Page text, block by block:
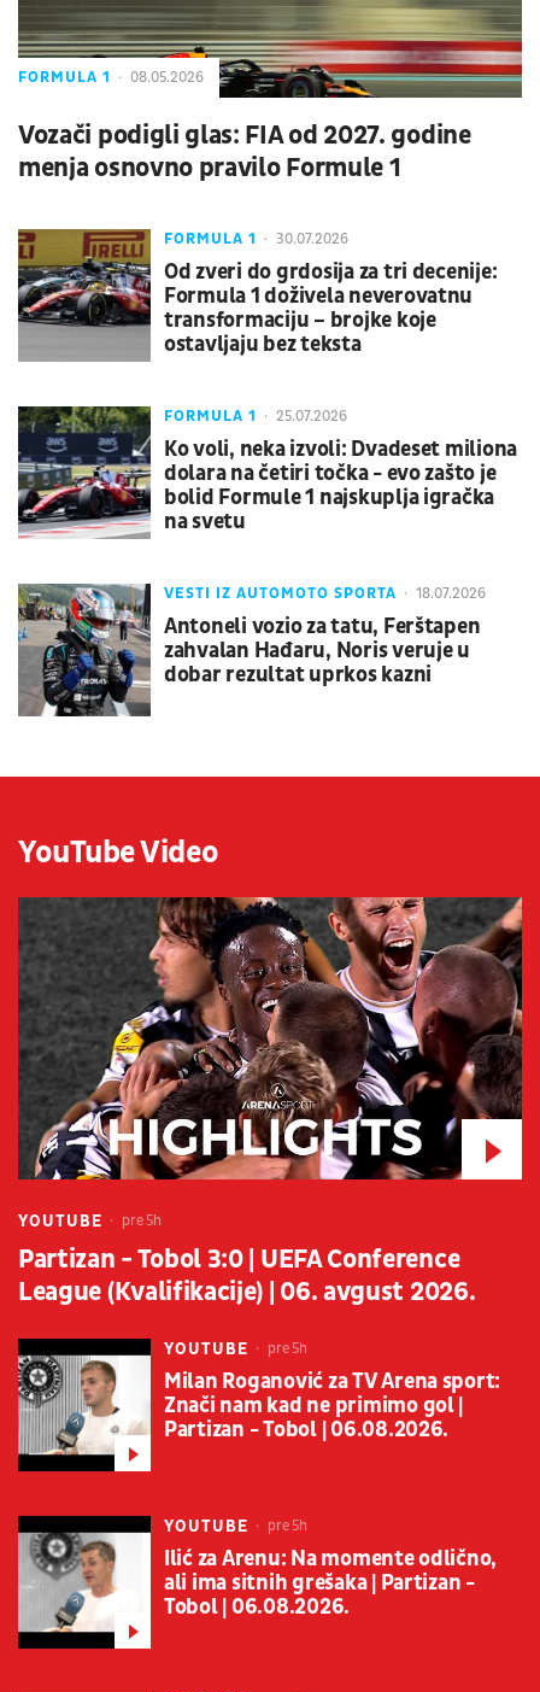
FORMULA 1 08.05.2026
Vozači podigli glas: FIA od 2027. godine
menja osnovno pravilo Formule 1
FORMULA 1 30.07.2026
Od zveri do grdosija za tri decenije:
Formula 1 doživela neverovatnu
transformaciju – brojke koje
ostavljaju bez teksta
FORMULA 1 25.07.2026
Ko voli, neka izvoli: Dvadeset miliona
dolara na četiri točka - evo zašto je
bolid Formule 1 najskuplja igračka
na svetu
VESTI IZ AUTOMOTO SPORTA 18.07.2026
Antoneli vozio za tatu, Ferštapen
zahvalan Hađaru, Noris veruje u
dobar rezultat uprkos kazni
YouTube Video
YOUTUBE pre 5h
Partizan - Tobol 3:0 | UEFA Conference
League (Kvalifikacije) | 06. avgust 2026.
YOUTUBE pre 5h
Milan Roganović za TV Arena sport:
Znači nam kad ne primimo gol |
Partizan - Tobol | 06.08.2026.
YOUTUBE pre 5h
Ilić za Arenu: Na momente odlično,
ali ima sitnih grešaka | Partizan -
Tobol | 06.08.2026.